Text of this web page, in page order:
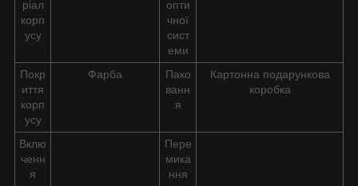
ріал
корп
усу
опти
чної
сист
еми
Покр
иття
корп
усу
Фарба
Пако
ванн
я
Картонна подарункова
коробка
Вклю
ченн
я
Пере
мика
ння